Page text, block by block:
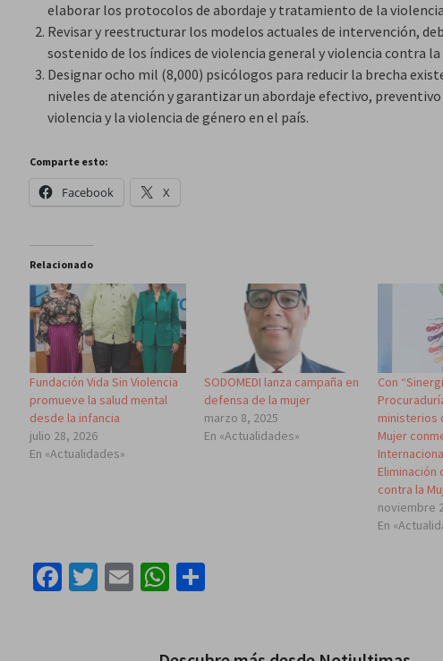
elaborar los protocolos de abordaje y tratamiento de la
Revisar y reestructurar los modelos actuales de intervención,
sostenido de los índices de violencia general y violencia contra la
Designar ocho mil (8,000) psicólogos para reducir la brecha
niveles de atención y garantizar un abordaje efectivo, preventivo
violencia y la violencia de género en el país.
Comparte esto:
Facebook X
Relacionado
Fundación Vida Sin Violencia
promueve la salud mental
desde la infancia
julio 28, 2026
En «Actualidades»
SODOMEDI lanza campaña en
defensa de la mujer
marzo 8, 2025
En «Actualidades»
Con
ministerios
Mujer
Eliminación
contra la
noviembre
En
Facebook
Twitter
EmailWhatsApp